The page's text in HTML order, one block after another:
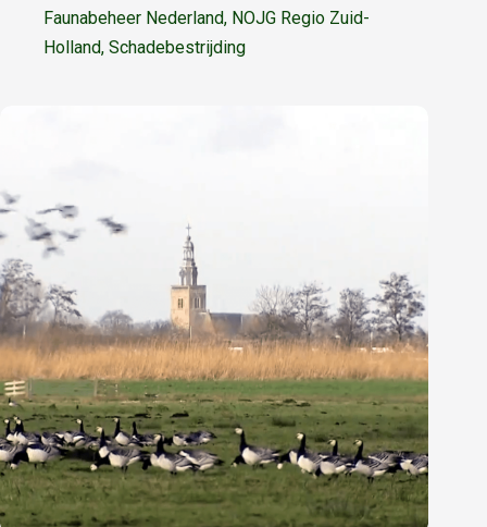
Faunabeheer Nederland, NOJG Regio Zuid-
Holland, Schadebestrijding